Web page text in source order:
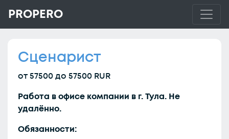
PROPERO
Сценарист
от 57500 до 57500 RUR
Работа в офисе компании в г. Тула. Не
удалённо.
Обязанности: